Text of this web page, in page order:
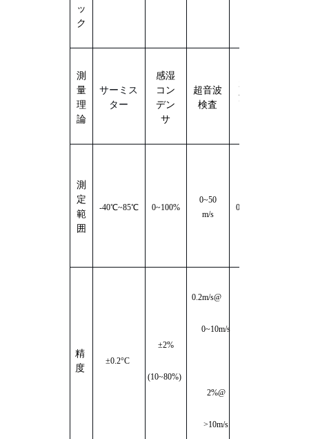
ッ
ク
測
量
理
論
サーミス
ター
感湿
コン
デン
サ
超音波
検査
波検
測
定
範
囲
-40℃~85℃ 0~100%
0~50
m/s
0~360°
精
度
±0.2°C
±2%
(10~80%)
0.2m/s@
0~10m/s
2%@
>10m/s